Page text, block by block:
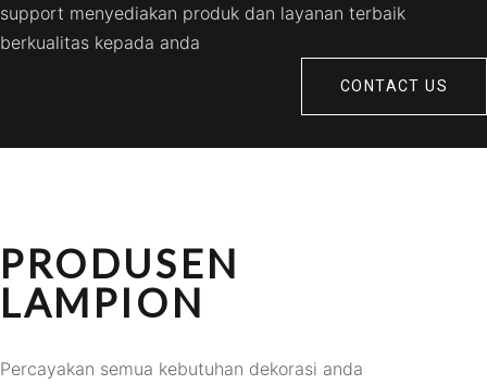
support menyediakan produk dan layanan terbaik
berkualitas kepada anda
CONTACT US
PRODUSEN
LAMPION
Percayakan semua kebutuhan dekorasi anda